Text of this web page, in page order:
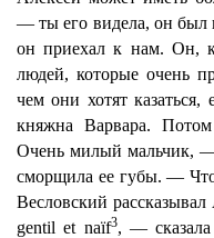
— ты его видела, он был
он приехал к нам. Он,
людей, которые очень
чем они хотят
княжна Варвара.
Очень милый мальчик, —
сморщила ее губы. —
Весловский
gentil et naïf3, —